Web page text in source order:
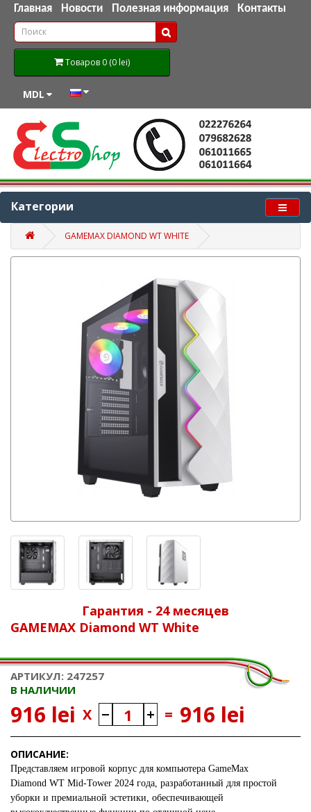
Главная Новости Полезная информация Контакты
Товаров 0 (0 lei)
MDL
Категории
GAMEMAX DIAMOND WT WHITE
Гарантия - 24 месяцев
GAMEMAX Diamond WT White
АРТИКУЛ: 247257
В НАЛИЧИИ
916 lei X = 916 lei
ОПИСАНИЕ:
Представляем игровой корпус для компьютера GameMax
Diamond WT Mid-Tower 2024 года, разработанный для простой
уборки и премиальной эстетики, обеспечивающей